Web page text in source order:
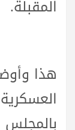
المقبلة.
هذا
بالمجلس